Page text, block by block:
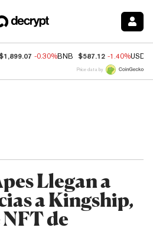
$1,899.07 -0.30%BNB $587.12 -1.40%USDC
Price data by
Llegan a
a Kingship,
de